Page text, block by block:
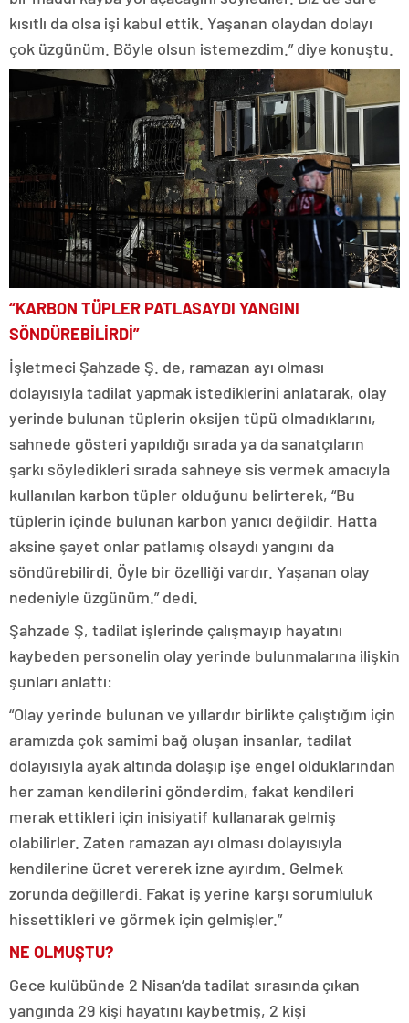
kısıtlı da olsa işi kabul ettik. Yaşanan olaydan dolayı
çok üzgünüm. Böyle olsun istemezdim.” diye konuştu.
“KARBON TÜPLER PATLASAYDI YANGINI
SÖNDÜREBİLİRDİ”
İşletmeci Şahzade Ş. de, ramazan ayı olması
dolayısıyla tadilat yapmak istediklerini anlatarak, olay
yerinde bulunan tüplerin oksijen tüpü olmadıklarını,
sahnede gösteri yapıldığı sırada ya da sanatçıların
şarkı söyledikleri sırada sahneye sis vermek amacıyla
kullanılan karbon tüpler olduğunu belirterek, “Bu
tüplerin içinde bulunan karbon yanıcı değildir. Hatta
aksine şayet onlar patlamış olsaydı yangını da
söndürebilirdi. Öyle bir özelliği vardır. Yaşanan olay
nedeniyle üzgünüm.” dedi.
Şahzade Ş, tadilat işlerinde çalışmayıp hayatını
kaybeden personelin olay yerinde bulunmalarına ilişkin
şunları anlattı:
“Olay yerinde bulunan ve yıllardır birlikte çalıştığım için
aramızda çok samimi bağ oluşan insanlar, tadilat
dolayısıyla ayak altında dolaşıp işe engel olduklarından
her zaman kendilerini gönderdim, fakat kendileri
merak ettikleri için inisiyatif kullanarak gelmiş
olabilirler. Zaten ramazan ayı olması dolayısıyla
kendilerine ücret vererek izne ayırdım. Gelmek
zorunda değillerdi. Fakat iş yerine karşı sorumluluk
hissettikleri ve görmek için gelmişler.”
NE OLMUŞTU?
Gece kulübünde 2 Nisan’da tadilat sırasında çıkan
yangında 29 kişi hayatını kaybetmiş, 2 kişi